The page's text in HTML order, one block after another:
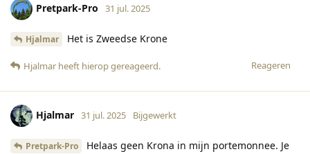
Pretpark-Pro 31 jul. 2025
Hjalmar Het is Zweedse Krone
Reageren
Hjalmar heeft hierop gereageerd.
Hjalmar 31 jul. 2025 Bijgewerkt
Pretpark-Pro
Helaas geen Krona in mijn portemonnee. Je